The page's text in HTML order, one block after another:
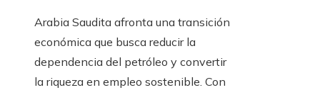
Arabia Saudita afronta una transición
económica que busca reducir la
dependencia del petróleo y convertir
la riqueza en empleo sostenible. Con